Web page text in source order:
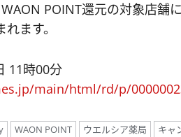
POINT還元の対象店舗
ます。
11時00分
main/html/rd/p/
WAON POINT ウエルシア薬局 キャ